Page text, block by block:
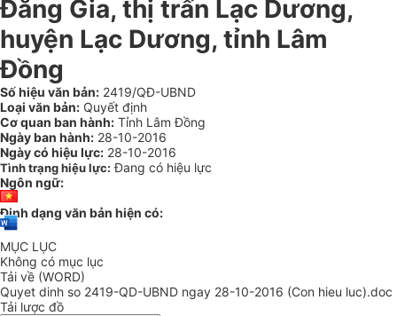
Đăng Gia, thị trấn Lạc Dương,
huyện Lạc Dương, tỉnh Lâm
Đồng
Số hiệu văn bản: 2419/QĐ-UBND
Loại văn bản: Quyết định
Cơ quan ban hành: Tỉnh Lâm Đồng
Ngày ban hành: 28-10-2016
Ngày có hiệu lực: 28-10-2016
Tình trạng hiệu lực: Đang có hiệu lực
Ngôn ngữ:
Định dạng văn bản hiện có:
MỤC LỤC
Không có mục lục
Tải về (WORD)
Quyet dinh so 2419-QD-UBND ngay 28-10-2016 (Con hieu luc).doc
Tải lược đồ